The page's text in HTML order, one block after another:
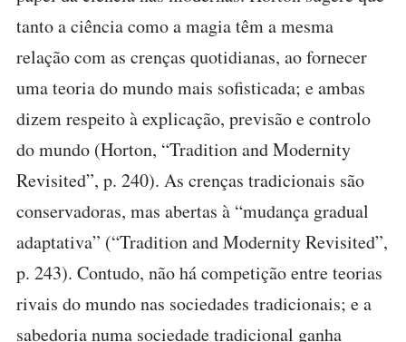
tanto a ciência como a magia têm a mesma
relação com as crenças quotidianas, ao fornecer
uma teoria do mundo mais sofisticada; e ambas
dizem respeito à explicação, previsão e controlo
do mundo (Horton, “Tradition and Modernity
Revisited”, p. 240). As crenças tradicionais são
conservadoras, mas abertas à “mudança gradual
adaptativa” (“Tradition and Modernity Revisited”,
p. 243). Contudo, não há competição entre teorias
rivais do mundo nas sociedades tradicionais; e a
sabedoria numa sociedade tradicional ganha